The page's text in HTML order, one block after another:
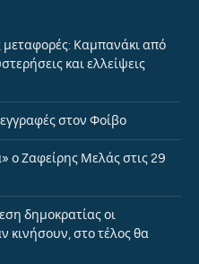
Καμπανάκι από
και ελλείψεις
στον Φοίβο
ο Ζαφείρης Μελάς στις 29
δημοκρατίας οι
κινήσουν, στο τέλος θα